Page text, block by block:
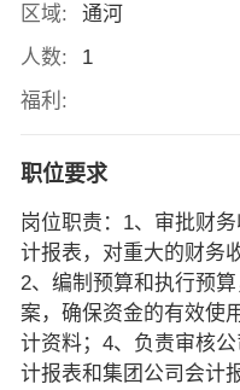
区域:
通河
人数:
1
福利:
职位要求
岗位职责：1、审批财
计报表，对重大的财务
2、编制预算和执行预
案，确保资金的有效使
计资料；4、负责审核
计报表和集团公司会计